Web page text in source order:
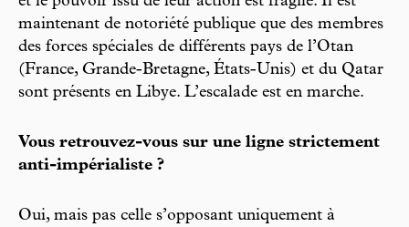
maintenant de notoriété publique que des membres
des forces spéciales de différents pays de l’Otan
(France, Grande-Bretagne, États-Unis) et du Qatar
sont présents en Libye. L’escalade est en marche.
Vous retrouvez-vous sur une ligne strictement
anti-impérialiste ?
Oui, mais pas celle s’opposant uniquement à